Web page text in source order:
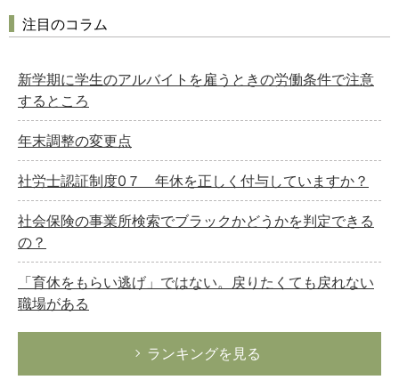
注目のコラム
新学期に学生のアルバイトを雇うときの労働条件で注意
するところ
年末調整の変更点
社労士認証制度0７ 年休を正しく付与していますか？
社会保険の事業所検索でブラックかどうかを判定できる
の？
「育休をもらい逃げ」ではない。戻りたくても戻れない
職場がある
ランキングを見る